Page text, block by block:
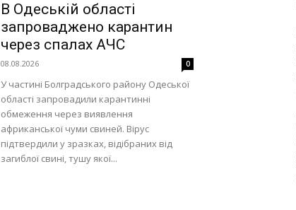
В Одеській області
запроваджено карантин
через спалах АЧС
08.08.2026 0
У частині Болградського району Одеської
області запровадили карантинні
обмеження через виявлення
африканської чуми свиней. Вірус
підтвердили у зразках, відібраних від
загиблої свині, тушу якої...